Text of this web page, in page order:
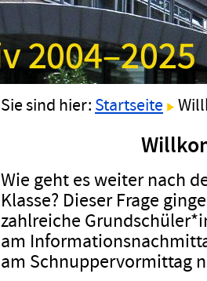
Sie sind hier: Startseite
Wie geht es weiter nach
Klasse? Dieser Frage
zahlreiche
am
am Schnupper­vormittag